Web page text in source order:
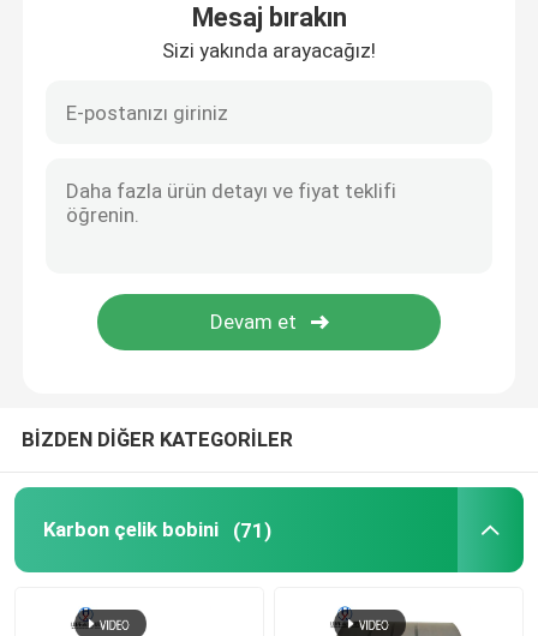
Metal dalgalanmış çatı levhaları
Karbon Çelik Çubuk
Çelik profilleri
Mesaj bırakın
Sizi yakında arayacağız!
BİZDEN DİĞER KATEGORİLER
Karbon çelik bobini (71)